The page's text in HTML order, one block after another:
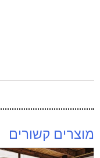
מוצרים קשורים